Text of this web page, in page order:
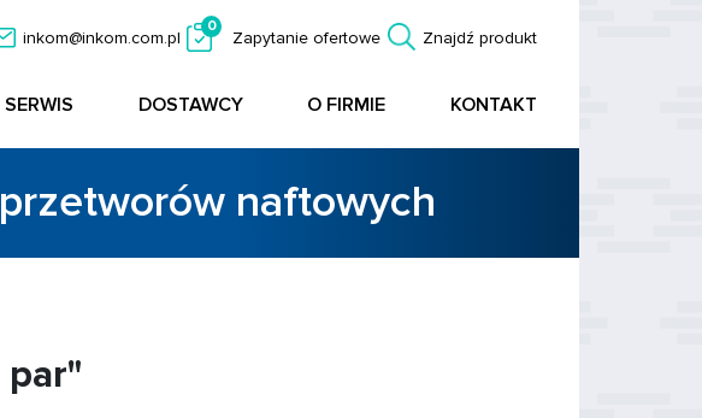
inkom@inkom.com.pl Zapytanie ofertowe
0
Znajdź produkt
SERWIS DOSTAWCY O FIRMIE KONTAKT
naftowych
par"